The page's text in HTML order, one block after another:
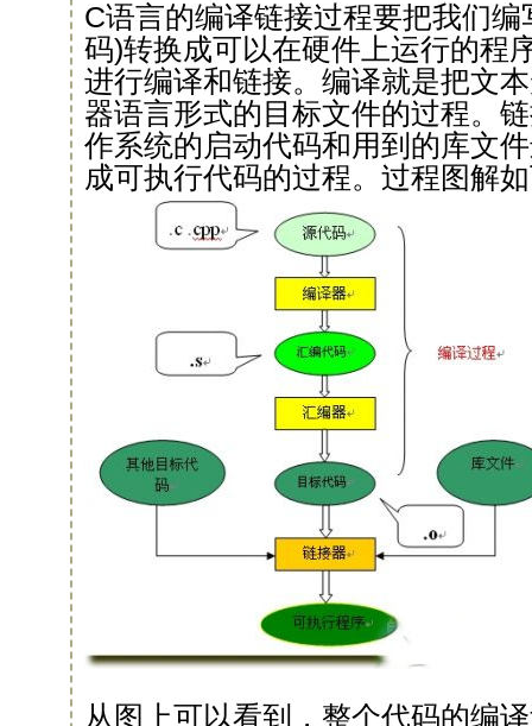
C语言的编译链接过程要把我们
码)转换成可以在硬件上运行的程
进行编译和链接。编译就是把文
器语言形式的目标文件的过程。
作系统的启动代码和用到的库文
成可执行代码的过程。过程图解
从图上可以看到，整个代码的编